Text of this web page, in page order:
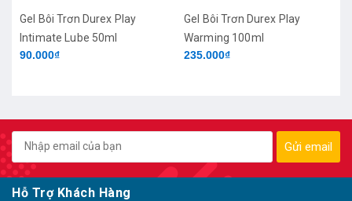
Gel Bôi Trơn Durex Play
Intimate Lube 50ml
90.000₫
Gel Bôi Trơn Durex Play
Warming 100ml
235.000₫
Gửi email
Hỗ Trợ Khách Hàng